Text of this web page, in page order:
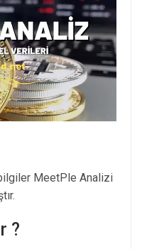
MeetPle Analizi
?